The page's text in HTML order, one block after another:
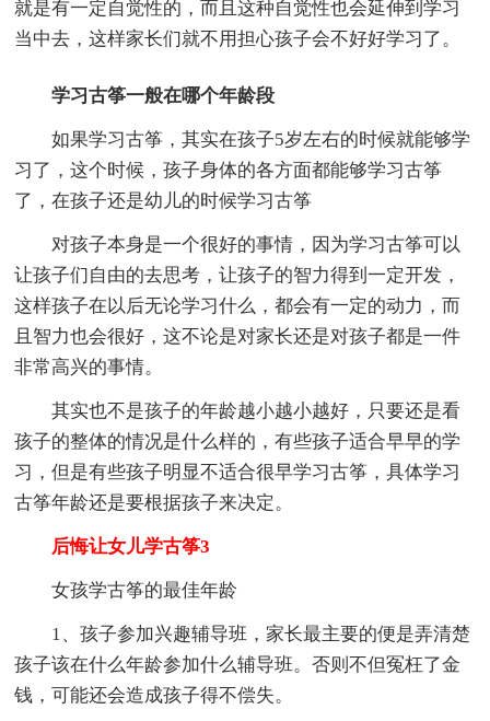
就是有一定自觉性的，而且这种自觉性也会延伸到学习
当中去，这样家长们就不用担心孩子会不好好学习了。
学习古筝一般在哪个年龄段
如果学习古筝，其实在孩子5岁左右的时候就能够学
习了，这个时候，孩子身体的各方面都能够学习古筝
了，在孩子还是幼儿的时候学习古筝
对孩子本身是一个很好的事情，因为学习古筝可以
让孩子们自由的去思考，让孩子的智力得到一定开发，
这样孩子在以后无论学习什么，都会有一定的动力，而
且智力也会很好，这不论是对家长还是对孩子都是一件
非常高兴的事情。
其实也不是孩子的年龄越小越小越好，只要还是看
孩子的整体的情况是什么样的，有些孩子适合早早的学
习，但是有些孩子明显不适合很早学习古筝，具体学习
古筝年龄还是要根据孩子来决定。
后悔让女儿学古筝3
女孩学古筝的最佳年龄
1、孩子参加兴趣辅导班，家长最主要的便是弄清楚
孩子该在什么年龄参加什么辅导班。否则不但冤枉了金
钱，可能还会造成孩子得不偿失。